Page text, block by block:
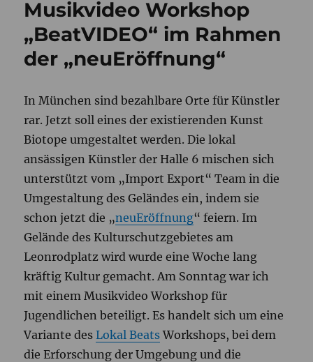
Panik!
Musikvideo Workshop
„BeatVIDEO“ im Rahmen
der „neuEröffnung“
In München sind bezahlbare Orte für Künstler
rar. Jetzt soll eines der existierenden Kunst
Biotope umgestaltet werden. Die lokal
ansässigen Künstler der Halle 6 mischen sich
unterstützt vom „Import Export“ Team in die
Umgestaltung des Geländes ein, indem sie
schon jetzt die „neuEröffnung“ feiern. Im
Gelände des Kulturschutzgebietes am
Leonrodplatz wird wurde eine Woche lang
kräftig Kultur gemacht. Am Sonntag war ich
mit einem Musikvideo Workshop für
Jugendlichen beteiligt. Es handelt sich um eine
Variante desLokal BeatsWorkshops, bei dem
die Erforschung der Umgebung und die